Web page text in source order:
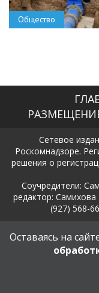
Общество
Сетевое
Роскомнадзоре.
решения о
Соучредители:
редактор:
(927) 568-
Политика в
Оставаясь на